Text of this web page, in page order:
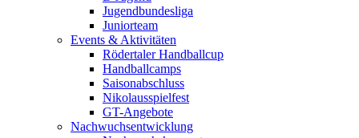
Jugendbundesliga
Juniorteam
Events & Aktivitäten
Rödertaler Handballcup
Handballcamps
Saisonabschluss
Nikolausspielfest
GT-Angebote
Nachwuchsentwicklung